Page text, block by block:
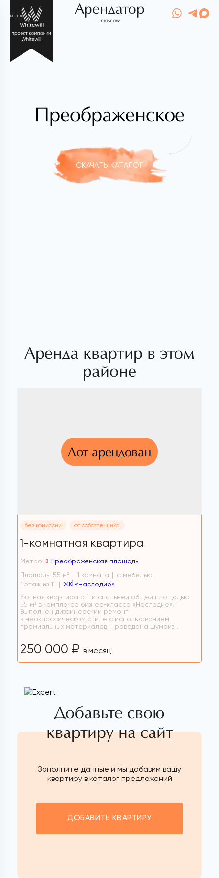
меню Арендатор
.moscow
Преображенское
СКАЧАТЬ КАТАЛОГ
Аренда квартир в этом
районе
Лот арендован
без комиссии от собственника
1-комнатная квартира
Метро:
Преображенская площадь
Площадь: 55 м 2 1 комната
с мебелью
1 этаж из 11
ЖК «Наследие»
Уютная квартира с 1-й спальней общей площадью
55 м² в комплексе бизнес-класса «Наследие».
Выполнен дизайнерский ремонт
в неоклассическом стиле с использованием
премиальных материалов. Проведена шумоиз...
250 000 ₽ в месяц
Добавьте свою
квартиру на сайт
Заполните данные и мы добавим вашу
квартиру в каталог предложений
ДОБАВИТЬ КВАРТИРУ